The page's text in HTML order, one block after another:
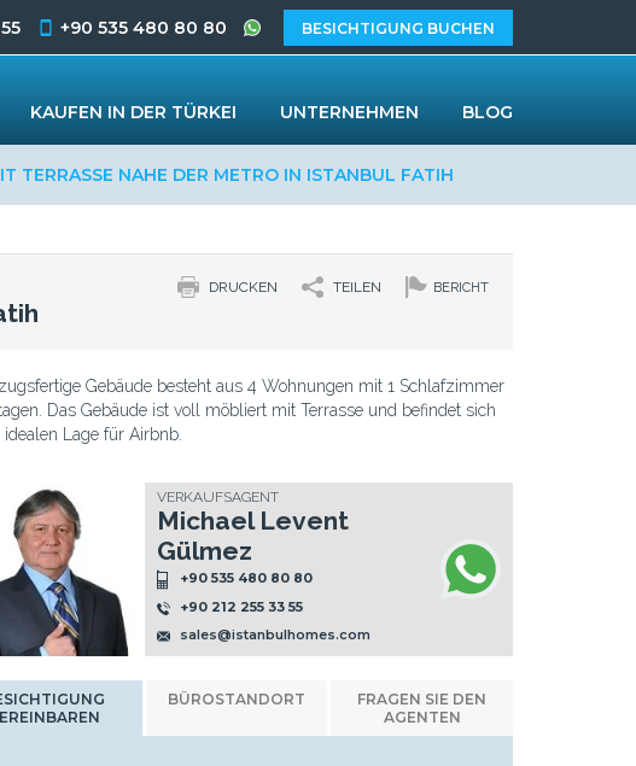
TERRASSE NAHE DER METRO IN ISTANBUL FATIH
BERICHT
TEILEN
DRUCKEN
Gebäude besteht aus 4 Wohnungen mit 1 Schlafzimmer
Das Gebäude ist voll möbliert mit Terrasse und befindet sich
idealen Lage für Airbnb.
VERKAUFSAGENT
Michael Levent
Gülmez
+90 535 480 80 80
+90 212 255 33 55
sales@istanbulhomes.com
BÜROSTANDORT
FRAGEN SIE DEN
AGENTEN
+90 535 480 80 80 BESICHTIGUNG BUCHEN
KAUFEN IN DER TÜRKEI UNTERNEHMEN BLOG